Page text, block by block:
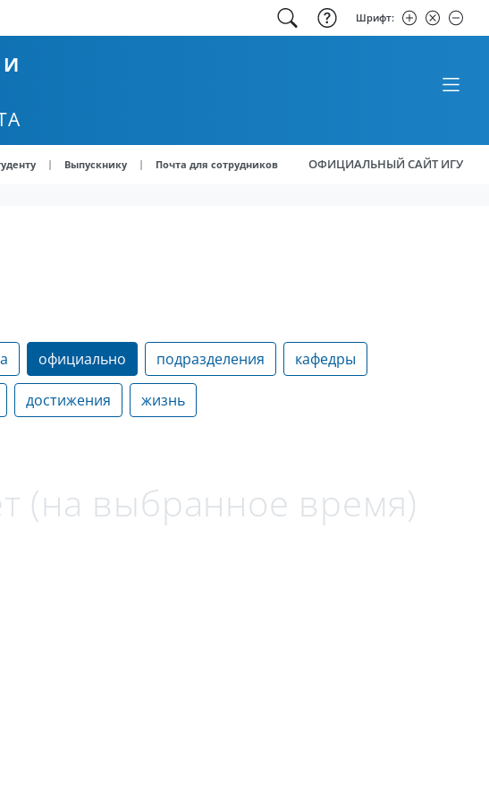
Шрифт:
| Выпускнику | Почта для сотрудников ОФИЦИАЛЬНЫЙ САЙТ ИГУ
официально подразделения кафедры
достижения жизнь
(на выбранное время)